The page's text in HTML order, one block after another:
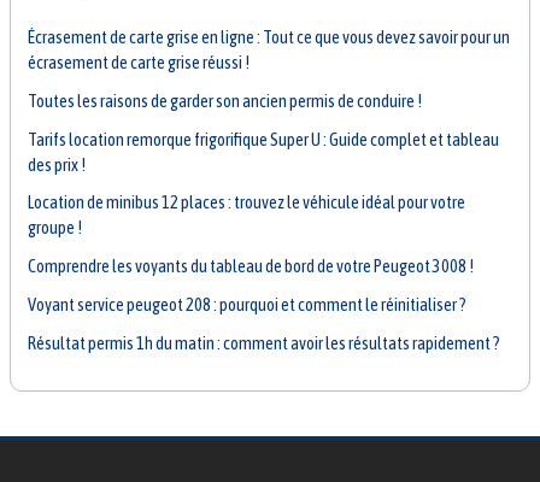
Écrasement de carte grise en ligne : Tout ce que vous devez savoir pour un
écrasement de carte grise réussi !
Toutes les raisons de garder son ancien permis de conduire !
Tarifs location remorque frigorifique Super U : Guide complet et tableau
des prix !
Location de minibus 12 places : trouvez le véhicule idéal pour votre
groupe !
Comprendre les voyants du tableau de bord de votre Peugeot 3008 !
Voyant service peugeot 208 : pourquoi et comment le réinitialiser ?
Résultat permis 1h du matin : comment avoir les résultats rapidement ?